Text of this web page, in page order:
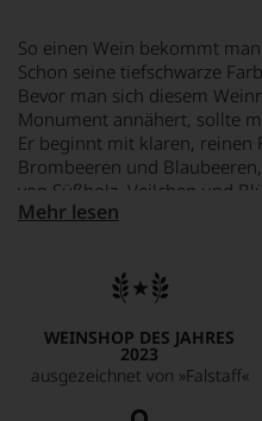
So einen Wein bekommt
Schon seine tiefschwarze
Bevor man sich diesem
Monument annähert, sollte
Er beginnt mit klaren, reinen
Brombeeren und
von Süßholz, Veilchen und
Spiel von Neuem… Wie ein
Mehr lesen
WEINSHOP DES JAHRES
2023
ausgezeichnet von »Falstaff«